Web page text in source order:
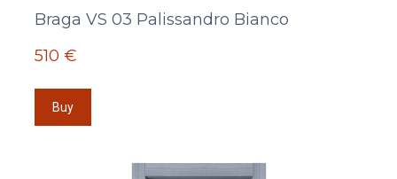
Braga VS 03 Palissandro Bianco
510 €
Buy